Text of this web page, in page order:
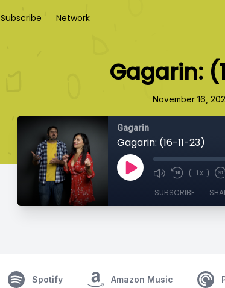
Subscribe Network
Gagarin:
November 16,
Gagarin
Gagarin: (16-11-23)
1x
SUBSCRIBE
Spotify Amazon Music